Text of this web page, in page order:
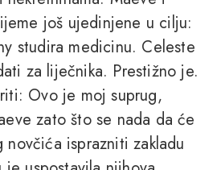
još ujedinjene u cilju:
studira medicinu. Celeste
za liječnika. Prestižno je.
Ovo je moj suprug,
zato što se nada da će
novčića isprazniti zakladu